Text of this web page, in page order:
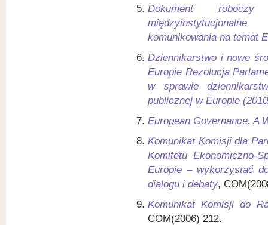
Dokument
komunikowania na temat
Dziennikarstwo i nowe
Europie Rezolucja
w sprawie
publicznej w Europie
European Governance. A
Komunikat Komisji dla
Komitetu Ekonomiczno-
Europie – wykorzystać
dialogu i debaty,
Komunikat Komisji do
COM(2006) 212.